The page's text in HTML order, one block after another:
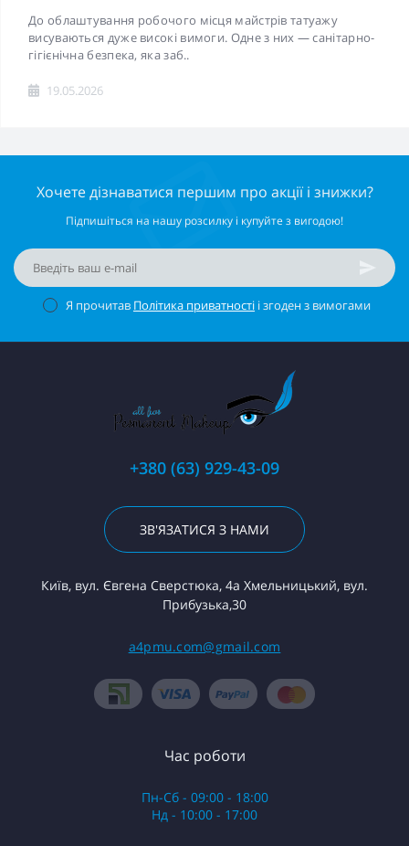
До облаштування робочого місця майстрів татуажу
висуваються дуже високі вимоги. Одне з них — санітарно-
гігієнічна безпека, яка заб..
19.05.2026
Хочете дізнаватися першим про акції і знижки?
Підпишіться на нашу розсилку і купуйте з вигодою!
Я прочитав Політика приватності і згоден з вимогами
+380 (63) 929-43-09
ЗВ'ЯЗАТИСЯ З НАМИ
Київ, вул. Євгена Сверстюка, 4а Хмельницький, вул.
Прибузька,30
a4pmu.com@gmail.com
Час роботи
Пн-Сб - 09:00 - 18:00
Нд - 10:00 - 17:00